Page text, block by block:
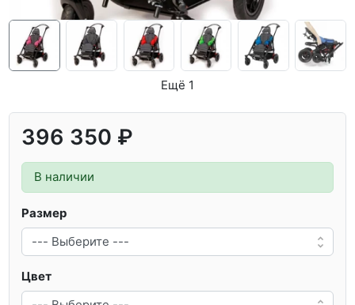
Ещё 1
396 350 ₽
В наличии
Размер
Цвет